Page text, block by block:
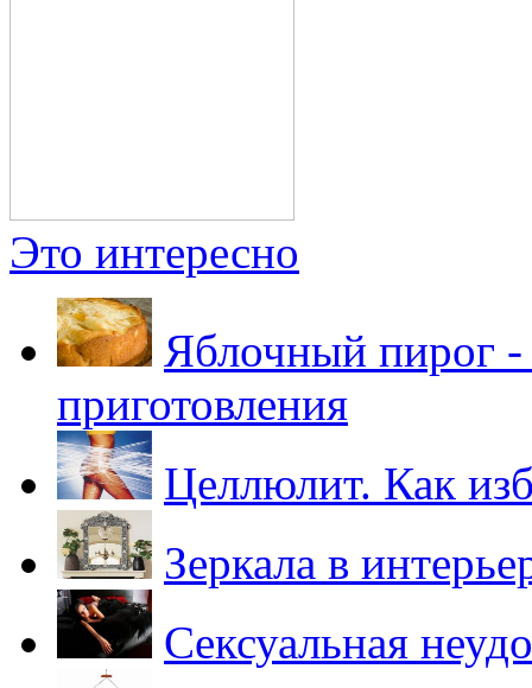
Это интересно
Яблочный пирог -
приготовления
Целлюлит. Как
Зеркала в
Сексуальная